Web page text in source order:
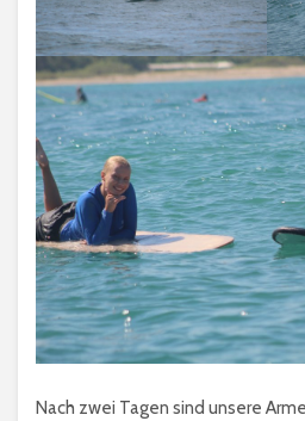
Nach zwei Tagen sind unsere